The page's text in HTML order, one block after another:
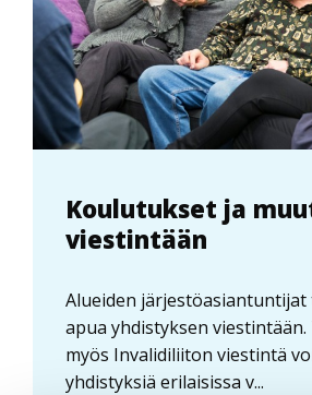
Koulutukset ja
viestintään
Alueiden
apua yhdistyksen
myös Invalidiliiton viestintä
yhdistyksiä erilaisissa v...